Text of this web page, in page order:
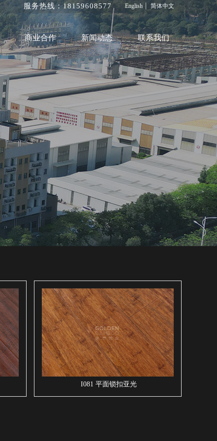
服务热线：18159608577 English 简体中文
商业合作 新闻动态 联系我们
I081 平面锁扣亚光